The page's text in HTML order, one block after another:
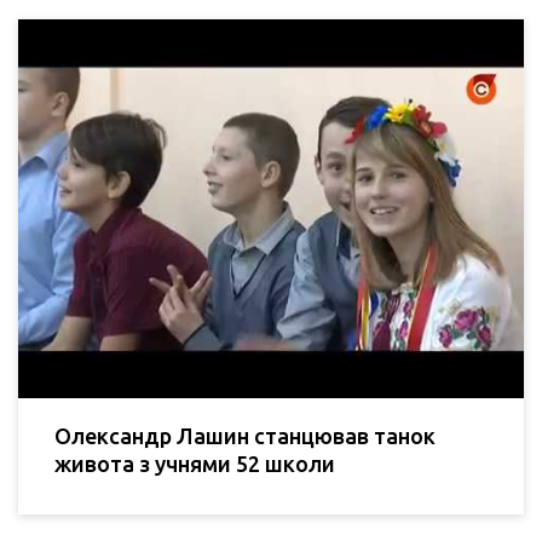
Олександр Лашин станцював танок
живота з учнями 52 школи